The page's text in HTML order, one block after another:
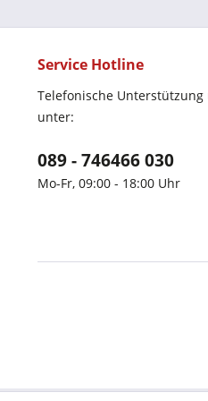
Service Hotline
Telefonische
unter:
089 - 746466 030
Mo-Fr, 09:00 - 18:00 Uhr